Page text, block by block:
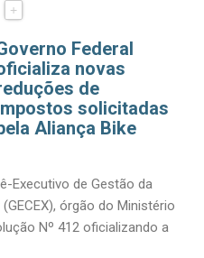
+
Federal
novas
de
solicitadas
Aliança Bike
Executivo de Gestão da
órgão do Ministério
Nº 412 oficializando a